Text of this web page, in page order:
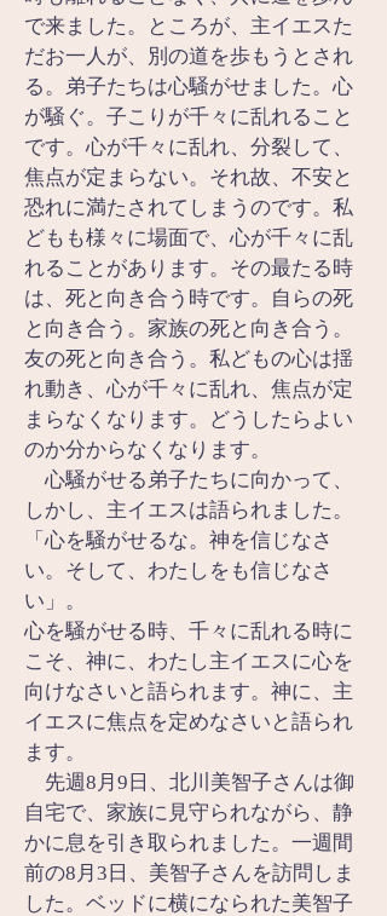
で来ました。ところが、主イエスた
だお一人が、別の道を歩もうとされ
る。弟子たちは心騒がせました。心
が騒ぐ。子こりが千々に乱れること
です。心が千々に乱れ、分裂して、
焦点が定まらない。それ故、不安と
恐れに満たされてしまうのです。私
どもも様々に場面で、心が千々に乱
れることがあります。その最たる時
は、死と向き合う時です。自らの死
と向き合う。家族の死と向き合う。
友の死と向き合う。私どもの心は揺
れ動き、心が千々に乱れ、焦点が定
まらなくなります。どうしたらよい
のか分からなくなります。
心騒がせる弟子たちに向かって、
しかし、主イエスは語られました。
「心を騒がせるな。神を信じなさ
い。そして、わたしをも信じなさ
い」。
心を騒がせる時、千々に乱れる時に
こそ、神に、わたし主イエスに心を
向けなさいと語られます。神に、主
イエスに焦点を定めなさいと語られ
ます。
先週8月9日、北川美智子さんは御
自宅で、家族に見守られながら、静
かに息を引き取られました。一週間
前の8月3日、美智子さんを訪問しま
した。ベッドに横になられた美智子